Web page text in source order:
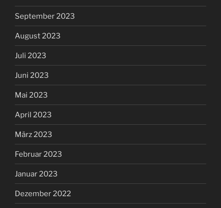
September 2023
August 2023
Juli 2023
Juni 2023
Mai 2023
April 2023
März 2023
Februar 2023
Januar 2023
Dezember 2022